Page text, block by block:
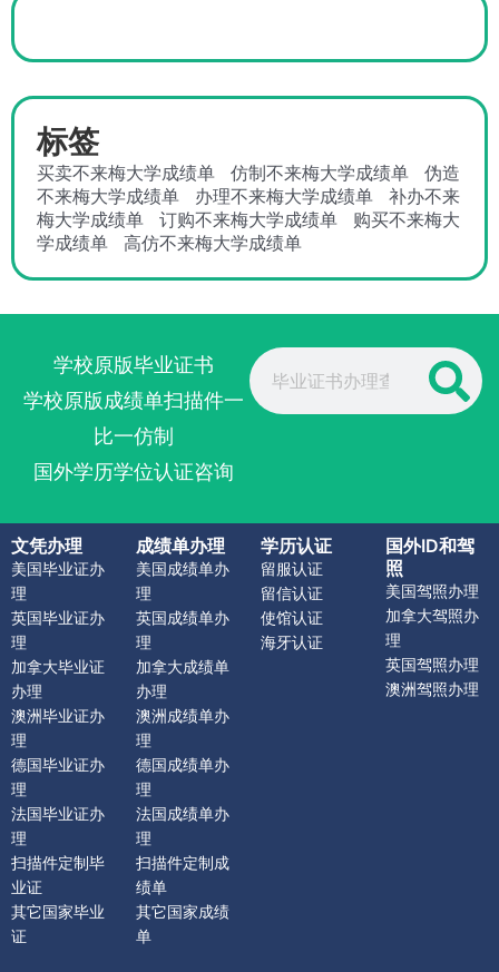
标签
买卖不来梅大学成绩单 仿制不来梅大学成绩单
伪造
不来梅大学成绩单
办理不来梅大学成绩单
补办不来
梅大学成绩单
订购不来梅大学成绩单
购买不来梅大
学成绩单
高仿不来梅大学成绩单
学校原版毕业证书
学校原版成绩单扫描件一
比一仿制
国外学历学位认证咨询
Search
文凭办理
美国毕业证办
理
英国毕业证办
理
加拿大毕业证
办理
澳洲毕业证办
理
德国毕业证办
理
法国毕业证办
理
扫描件定制毕
业证
其它国家毕业
证
成绩单办理
美国成绩单办
理
英国成绩单办
理
加拿大成绩单
办理
澳洲成绩单办
理
德国成绩单办
理
法国成绩单办
理
扫描件定制成
绩单
其它国家成绩
单
学历认证
留服认证
留信认证
使馆认证
海牙认证
国外ID和驾
照
美国驾照办理
加拿大驾照办
理
英国驾照办理
澳洲驾照办理